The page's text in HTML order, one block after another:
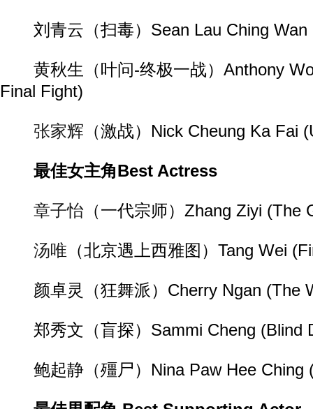
刘青云（扫毒）Sean Lau Ching Wan
黄秋生（叶问-终极一战）Anthony
Final Fight)
张家辉 （激战）Nick Cheung Ka Fai
最佳女主角Best Actress
章子怡 （一代宗师）Zhang Ziyi (The
汤唯 （北京遇上西雅图）Tang Wei
颜卓灵（狂舞派）Cherry Ngan (The
郑秀文（盲探）Sammi Cheng (Blind
鲍起静（殭尸）Nina Paw Hee Ching